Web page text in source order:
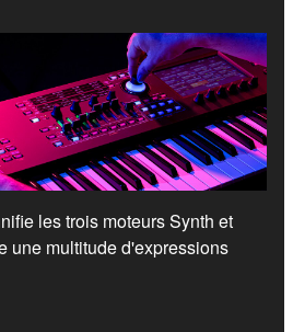
les trois moteurs Synth et
une multitude d'expressions